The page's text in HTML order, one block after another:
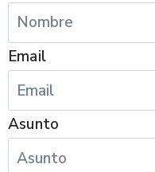
Email
Asunto